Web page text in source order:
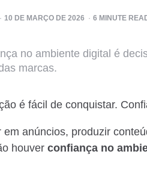
10 DE MARÇO DE 2026 6 MINUTE
no ambiente digital é
marcas.
é fácil de conquistar.
anúncios, produzir
houver confiança no